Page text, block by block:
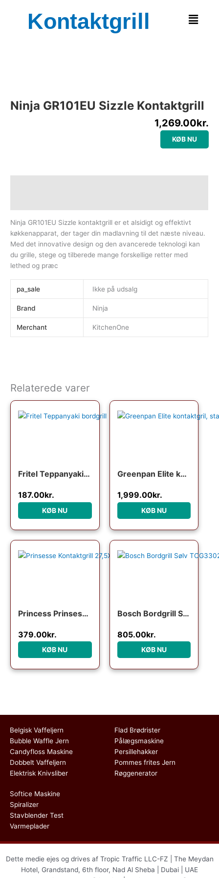
Kontaktgrill Menu
Ninja GR101EU Sizzle Kontaktgrill
1,269.00kr.
KØB NU
Ninja GR101EU Sizzle kontaktgrill er et alsidigt og effektivt
køkkenapparat, der tager din madlavning til det næste niveau.
Med det innovative design og den avancerede teknologi kan
du grille, stege og tilberede mange forskellige retter med
lethed og præc
pa_sale Ikke på udsalg
Brand Ninja
Merchant KitchenOne
Relaterede varer
Fritel Teppanyaki bordgrill
187.00kr.
KØB NU
Greenpan Elite kontaktgril, stainless steel
1,999.00kr.
KØB NU
Princess Prinsesse Kontaktgrill 27,5X18 cm
379.00kr.
KØB NU
Bosch Bordgrill Sølv TCG3302
805.00kr.
KØB NU
Belgisk Vaffeljern
Bubble Waffle Jern
Candyfloss Maskine
Dobbelt Vaffeljern
Elektrisk Knivsliber
Flad Brødrister
Pålægsmaskine
Persillehakker
Pommes frites Jern
Røggenerator
Softice Maskine
Spiralizer
Stavblender Test
Varmeplader
Dette medie ejes og drives af Tropic Traffic LLC-FZ | The Meydan
Hotel, Grandstand, 6th floor, Nad Al Sheba | Dubai | UAE